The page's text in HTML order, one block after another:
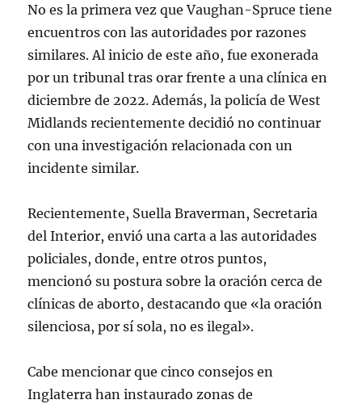
No es la primera vez que Vaughan-Spruce tiene
encuentros con las autoridades por razones
similares. Al inicio de este año, fue exonerada
por un tribunal tras orar frente a una clínica en
diciembre de 2022. Además, la policía de West
Midlands recientemente decidió no continuar
con una investigación relacionada con un
incidente similar.
Recientemente, Suella Braverman, Secretaria
del Interior, envió una carta a las autoridades
policiales, donde, entre otros puntos,
mencionó su postura sobre la oración cerca de
clínicas de aborto, destacando que «la oración
silenciosa, por sí sola, no es ilegal».
Cabe mencionar que cinco consejos en
Inglaterra han instaurado zonas de